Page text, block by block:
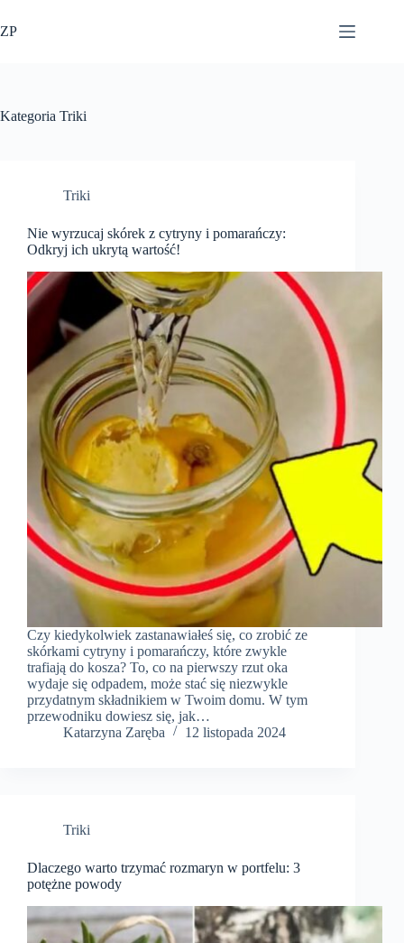
do
treści
ZP
Kategoria Triki
Triki
Nie wyrzucaj skórek z cytryny i pomarańczy:
Odkryj ich ukrytą wartość!
Czy kiedykolwiek zastanawiałeś się, co zrobić ze
skórkami cytryny i pomarańczy, które zwykle
trafiają do kosza? To, co na pierwszy rzut oka
wydaje się odpadem, może stać się niezwykle
przydatnym składnikiem w Twoim domu. W tym
przewodniku dowiesz się, jak…
Katarzyna Zaręba
12 listopada 2024
Triki
Dlaczego warto trzymać rozmaryn w portfelu: 3
potężne powody